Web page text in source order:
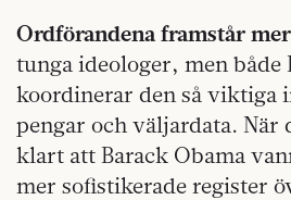
Ordförandena framstår
tunga ideologer, men både
koordinerar den så viktiga
pengar och väljardata. När
klart att Barack Obama
mer sofistikerade register